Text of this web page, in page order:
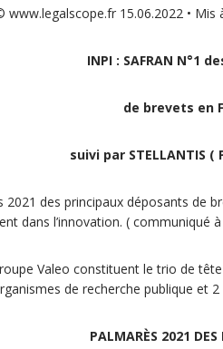
www.legalscope.fr 15.06.2022 •
INPI : SAFRAN N°1
de brevets en
suivi par STELLANTIS (
2021 des principaux déposants de
dans l’innovation. ( communiqué à
Valeo constituent le trio de
de recherche publique et
PALMARÈS 2021 DES